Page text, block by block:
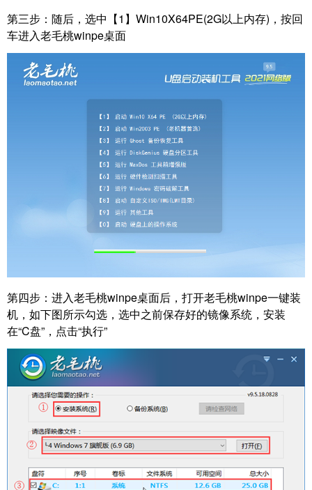
第三步： 随后，选中【1】Win10X64PE(2G以上内存)，按回
车进入老毛桃winpe桌面
第四步： 进入老毛桃winpe桌面后，打开老毛桃winpe一键装
机，如下图所示勾选，选中之前保存好的镜像系统，安装
在“C盘”，点击“执行”